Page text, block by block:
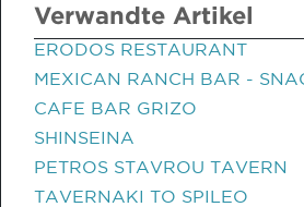
Verwandte Artikel
ERODOS RESTAURANT
MEXICAN RANCH BAR -
CAFE BAR GRIZO
SHINSEINA
PETROS STAVROU TAVERN
TAVERNAKI TO SPILEO